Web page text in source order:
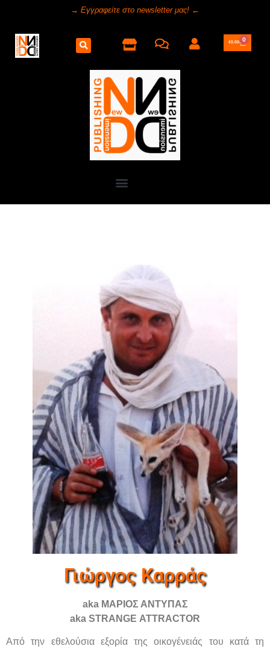
→ Εγγραφείτε στο newsletter μας! ←
€0.00 0
Γιώργος Καρράς
aka ΜΑΡΙΟΣ ΑΝΤΥΠΑΣ
aka STRANGE ATTRACTOR
Από την εθελούσια εξορία της οικογένειάς του κατά τη